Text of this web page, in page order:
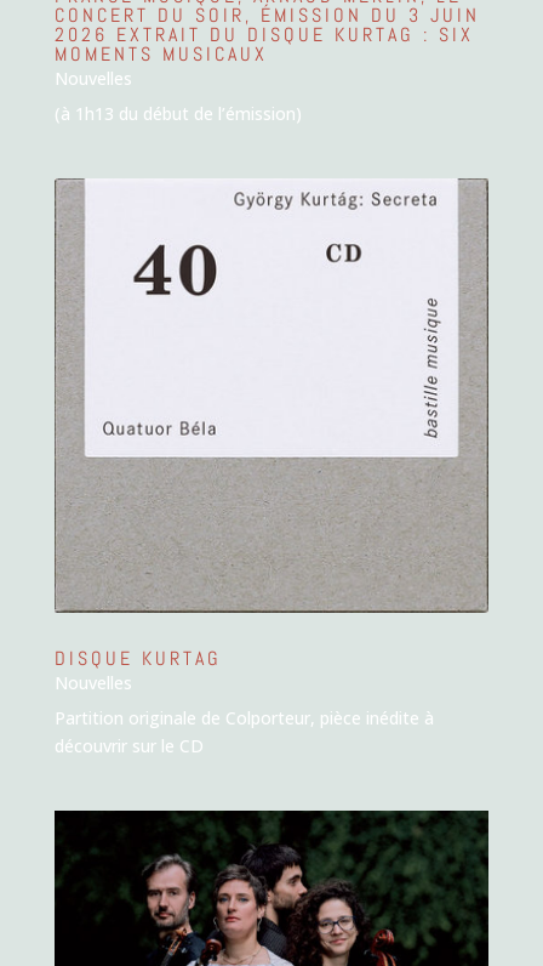
CONCERT DU SOIR, ÉMISSION DU 3 JUIN
2026 EXTRAIT DU DISQUE KURTAG : SIX
MOMENTS MUSICAUX
Nouvelles
(à 1h13 du début de l’émission)
DISQUE KURTAG
Nouvelles
Partition originale de Colporteur, pièce inédite à
découvrir sur le CD